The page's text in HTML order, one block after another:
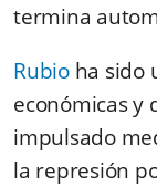
termina
Rubioha sido
económicas y
impulsado
la represión